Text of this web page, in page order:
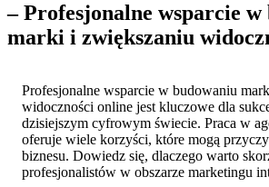
– Profesjonalne⁢ wsparcie
marki ‍i zwiększaniu
Profesjonalne wsparcie w budowaniu
widoczności online jest kluczowe dla
dzisiejszym cyfrowym świecie. Praca w
oferuje wiele korzyści, ‍które ⁤mogą
biznesu. Dowiedz się, dlaczego warto
profesjonalistów w obszarze marketingu